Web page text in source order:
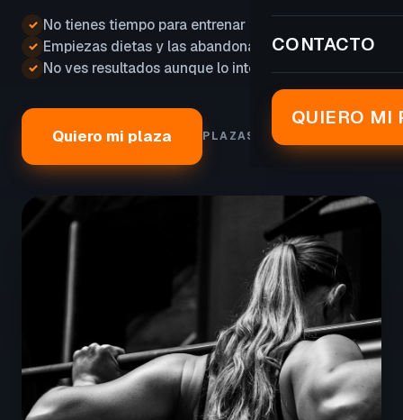
CONTACTO
QUIERO MI
✓ No tienes tiempo para entrenar
✓ Empiezas dietas y las abandonas
✓ No ves resultados aunque lo intentas
Quiero mi plaza PLAZAS LIMITADAS